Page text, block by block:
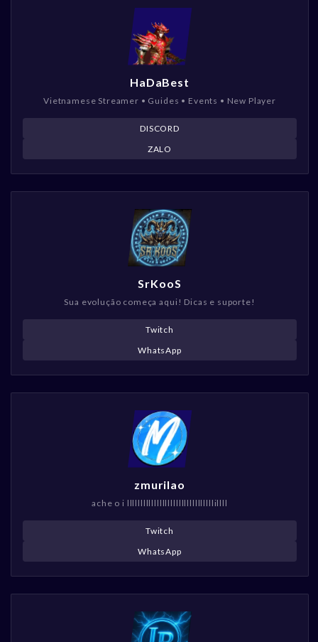
HaDaBest
Vietnamese Streamer • Guides • Events • New Player
DISCORD
ZALO
SrKooS
Sua evolução começa aqui! Dicas e suporte!
Twitch
WhatsApp
zmurilao
ache o i llllllllllllllllllllllllllllllllillll
Twitch
WhatsApp